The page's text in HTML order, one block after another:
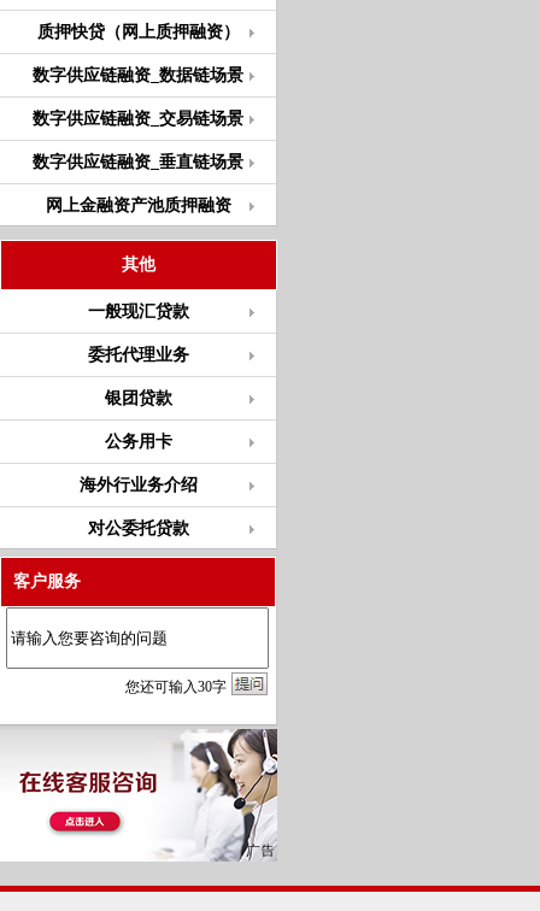
质押快贷（网上质押融资）
数字供应链融资_数据链场景
数字供应链融资_交易链场景
数字供应链融资_垂直链场景
网上金融资产池质押融资
其他
一般现汇贷款
委托代理业务
银团贷款
公务用卡
海外行业务介绍
对公委托贷款
客户服务
您还可输入30字